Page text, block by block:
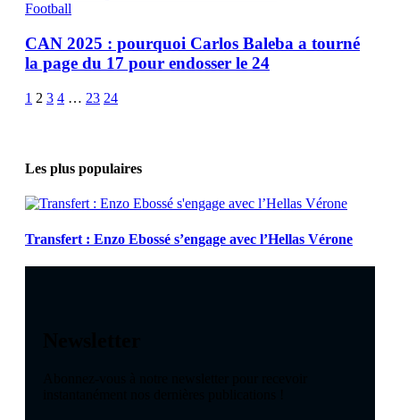
Football
CAN 2025 : pourquoi Carlos Baleba a tourné
la page du 17 pour endosser le 24
1 2 3 4 … 23 24
Les plus populaires
Transfert : Enzo Ebossé s’engage avec l’Hellas Vérone